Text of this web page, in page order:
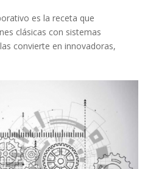
es la receta que
clásicas con sistemas
convierte en innovadoras,